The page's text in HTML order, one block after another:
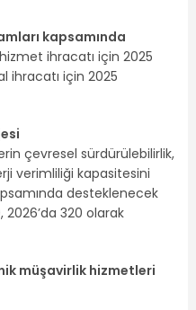
kapsamında
hizmet ihracatı için 2025
ihracatı için 2025
çevresel sürdürülebilirlik,
verimliliği kapasitesini
desteklenecek
2026’da 320 olarak
müşavirlik hizmetleri